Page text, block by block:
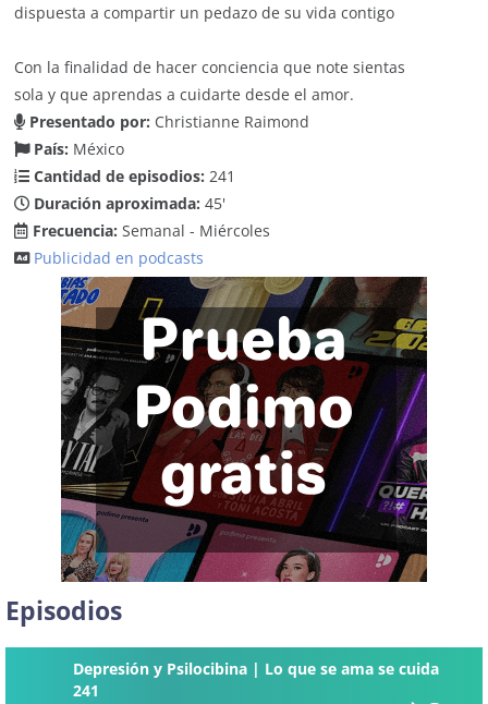
dispuesta a compartir un pedazo de su vida contigo
Con la finalidad de hacer conciencia que note sientas
sola y que aprendas a cuidarte desde el amor.
Presentado por: Christianne Raimond
País: México
Cantidad de episodios: 241
Duración aproximada: 45'
Frecuencia: Semanal - Miércoles
Publicidad en podcasts
Episodios
Depresión y Psilocibina | Lo que se ama se cuida
241